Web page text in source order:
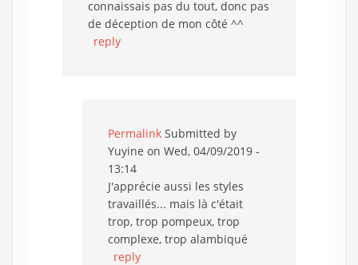
connaissais pas du tout, donc pas
de déception de mon côté ^^
reply
Permalink Submitted by
Yuyine on Wed, 04/09/2019 -
13:14
J'apprécie aussi les styles
travaillés... mais là c'était
trop, trop pompeux, trop
complexe, trop alambiqué
reply